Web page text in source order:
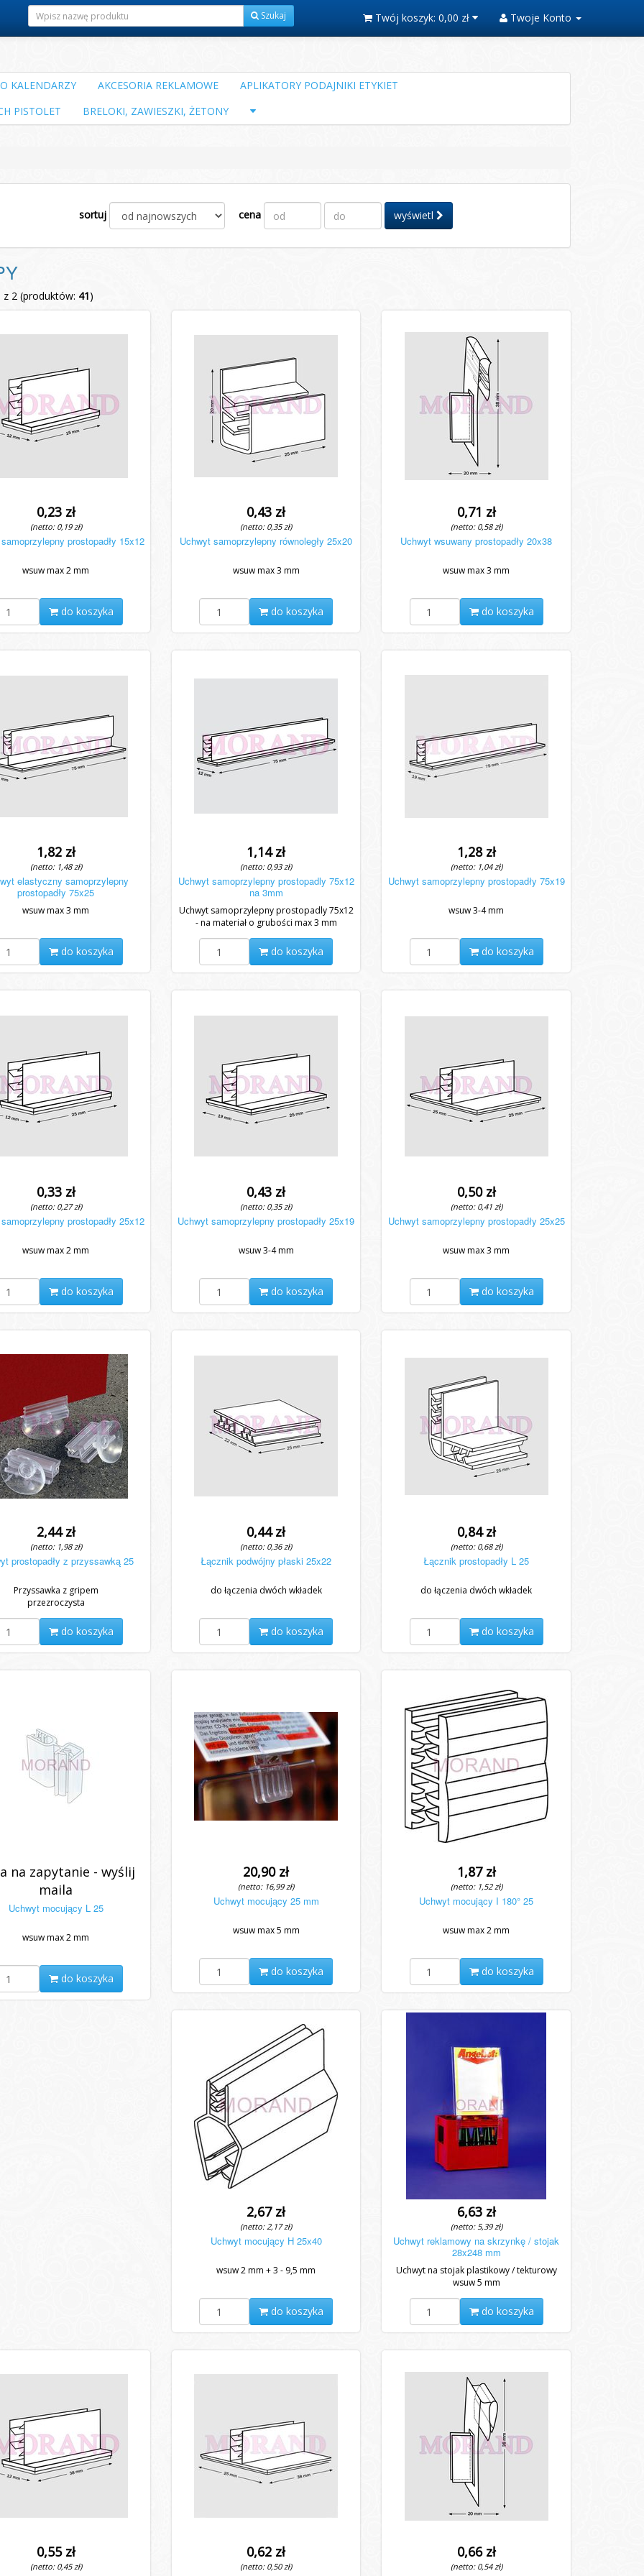
Szukaj Twój koszyk: 0,00 zł Twoje Konto
KALENDARZY AKCESORIA REKLAMOWE
APLIKATORY PODAJNIKI ETYKIET
PISTOLET
BRELOKI, ZAWIESZKI, ŻETONY
sortuj cena wyświetl
2 (produktów: 41)
0,23 zł
(netto: 0,19 zł)
prostopadły 15x12
wsuw max 2 mm
do koszyka
0,43 zł
(netto: 0,35 zł)
Uchwyt samoprzylepny równoległy 25x20
wsuw max 3 mm
do koszyka
0,71 zł
(netto: 0,58 zł)
Uchwyt wsuwany prostopadły 20x38
wsuw max 3 mm
do koszyka
1,82 zł
(netto: 1,48 zł)
elastyczny samoprzylepny
prostopadły 75x25
wsuw max 3 mm
do koszyka
1,14 zł
(netto: 0,93 zł)
Uchwyt samoprzylepny prostopadly 75x12
na 3mm
Uchwyt samoprzylepny prostopadly 75x12
- na materiał o grubości max 3 mm
do koszyka
1,28 zł
(netto: 1,04 zł)
Uchwyt samoprzylepny prostopadły 75x19
wsuw 3-4 mm
do koszyka
0,33 zł
(netto: 0,27 zł)
prostopadły 25x12
wsuw max 2 mm
do koszyka
0,43 zł
(netto: 0,35 zł)
Uchwyt samoprzylepny prostopadły 25x19
wsuw 3-4 mm
do koszyka
0,50 zł
(netto: 0,41 zł)
Uchwyt samoprzylepny prostopadły 25x25
wsuw max 3 mm
do koszyka
2,44 zł
(netto: 1,98 zł)
prostopadły z przyssawką 25
Przyssawka z gripem
przezroczysta
do koszyka
0,44 zł
(netto: 0,36 zł)
Łącznik podwójny płaski 25x22
do łączenia dwóch wkładek
do koszyka
0,84 zł
(netto: 0,68 zł)
Łącznik prostopadły L 25
do łączenia dwóch wkładek
do koszyka
na zapytanie - wyślij
maila
Uchwyt mocujący L 25
wsuw max 2 mm
do koszyka
20,90 zł
(netto: 16,99 zł)
Uchwyt mocujący 25 mm
wsuw max 5 mm
do koszyka
1,87 zł
(netto: 1,52 zł)
Uchwyt mocujący I 180° 25
wsuw max 2 mm
do koszyka
2,67 zł
(netto: 2,17 zł)
Uchwyt mocujący H 25x40
wsuw 2 mm + 3 - 9,5 mm
do koszyka
6,63 zł
(netto: 5,39 zł)
Uchwyt reklamowy na skrzynkę / stojak
28x248 mm
Uchwyt na stojak plastikowy / tekturowy
wsuw 5 mm
do koszyka
0,55 zł
(netto: 0,45 zł)
0,62 zł
(netto: 0,50 zł)
0,66 zł
(netto: 0,54 zł)